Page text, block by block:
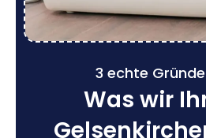
3 echte
Was wir